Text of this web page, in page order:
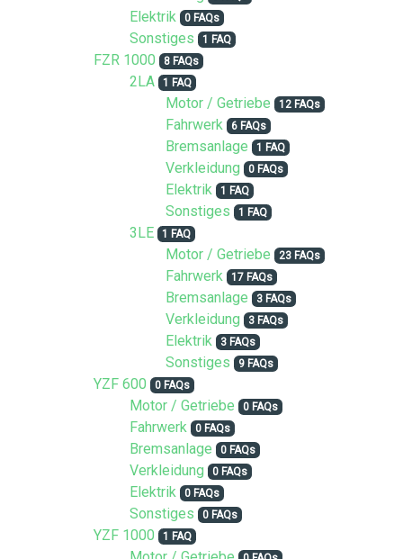
Elektrik 0 FAQs
Sonstiges 1 FAQ
FZR 1000 8 FAQs
2LA 1 FAQ
Motor / Getriebe 12 FAQs
Fahrwerk 6 FAQs
Bremsanlage 1 FAQ
Verkleidung 0 FAQs
Elektrik 1 FAQ
Sonstiges 1 FAQ
3LE 1 FAQ
Motor / Getriebe 23 FAQs
Fahrwerk 17 FAQs
Bremsanlage 3 FAQs
Verkleidung 3 FAQs
Elektrik 3 FAQs
Sonstiges 9 FAQs
YZF 600 0 FAQs
Motor / Getriebe 0 FAQs
Fahrwerk 0 FAQs
Bremsanlage 0 FAQs
Verkleidung 0 FAQs
Elektrik 0 FAQs
Sonstiges 0 FAQs
YZF 1000 1 FAQ